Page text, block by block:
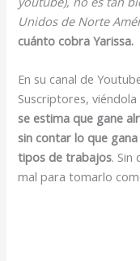
Unidos de Norte
cuánto cobra Yarissa.
En su canal de
Suscriptores,
se estima que gane
sin contar lo que
tipos de trabajos. Sin
mal para tomarlo